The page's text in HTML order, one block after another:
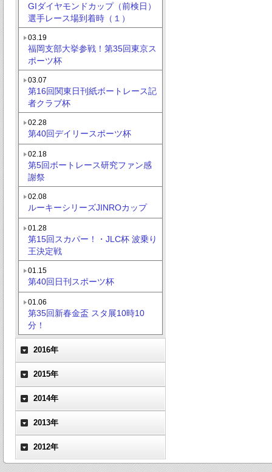
GIダイヤモンドカップ（前検日）
選手レース場到着時（１）
03.19
福岡支部大挙参戦！第35回東京ス
ポーツ杯
03.07
第16回関東日刊紙ボートレース記
者クラブ杯
02.28
第40回デイリースポーツ杯
02.18
第5回ボートレース研究ファン感
謝祭
02.08
ルーキーシリーズJINROカップ
01.28
第15回スカパー！・JLC杯 波乗り
王決定戦
01.15
第40回日刊スポーツ杯
01.06
第35回新春金盃 スタ展10時10
分！
2016年
2015年
2014年
2013年
2012年